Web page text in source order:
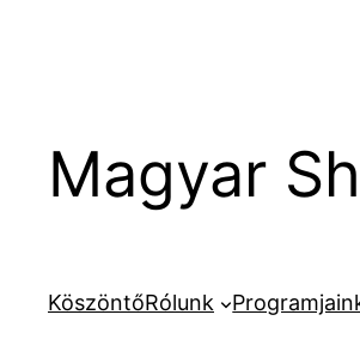
Magyar
KöszöntőRólunk